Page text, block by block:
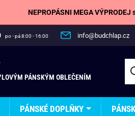
NEPROPÁSNI MEGA
po - pá 8:00 - 16:00 info@budchlap.cz
PÁNSKÝM OBLEČENÍM
PÁNSKÉ DOPLŇKY